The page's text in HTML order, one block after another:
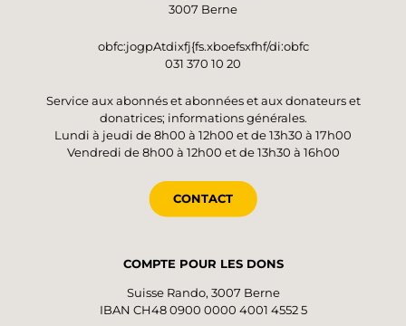
3007 Berne
obfc:jogpAtdixfj{fs.xboefsxfhf/di:obfc
031 370 10 20
Service aux abonnés et abonnées et aux donateurs et
donatrices; informations générales.
Lundi à jeudi de 8h00 à 12h00 et de 13h30 à 17h00
Vendredi de 8h00 à 12h00 et de 13h30 à 16h00
CONTACT
COMPTE POUR LES DONS
Suisse Rando, 3007 Berne
IBAN CH48 0900 0000 4001 4552 5